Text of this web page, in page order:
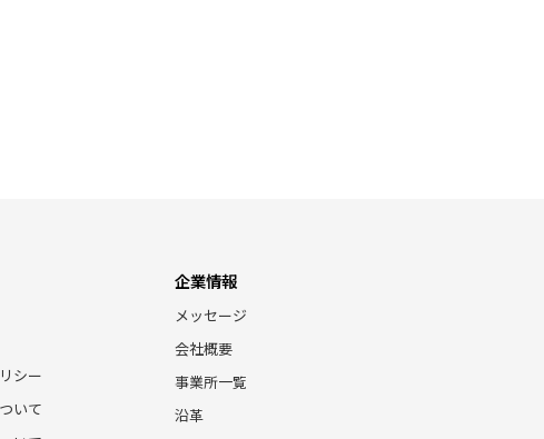
シー
いて
企業情報
メッセージ
会社概要
事業所一覧
沿革